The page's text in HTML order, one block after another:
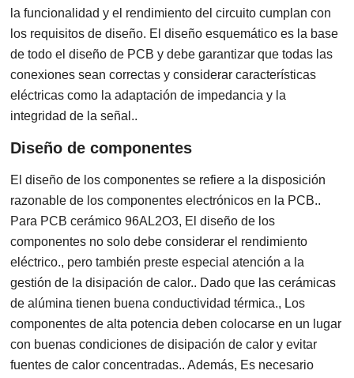
la funcionalidad y el rendimiento del circuito cumplan con
los requisitos de diseño. El diseño esquemático es la base
de todo el diseño de PCB y debe garantizar que todas las
conexiones sean correctas y considerar características
eléctricas como la adaptación de impedancia y la
integridad de la señal..
Diseño de componentes
El diseño de los componentes se refiere a la disposición
razonable de los componentes electrónicos en la PCB..
Para PCB cerámico 96AL2O3, El diseño de los
componentes no solo debe considerar el rendimiento
eléctrico., pero también preste especial atención a la
gestión de la disipación de calor.. Dado que las cerámicas
de alúmina tienen buena conductividad térmica., Los
componentes de alta potencia deben colocarse en un lugar
con buenas condiciones de disipación de calor y evitar
fuentes de calor concentradas.. Además, Es necesario